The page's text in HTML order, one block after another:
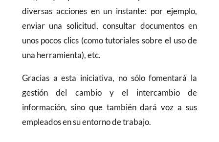
diversas acciones en un instante: por ejemplo,
enviar una solicitud, consultar documentos en
unos pocos clics (como tutoriales sobre el uso de
una herramienta), etc.
Gracias a esta iniciativa, no sólo fomentará la
gestión del cambio y el intercambio de
información, sino que también dará voz a sus
empleados en su entorno de trabajo.